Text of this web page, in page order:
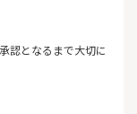
認となるまで大切に